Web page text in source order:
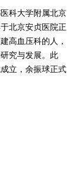
科大学附属北京
北京安贞医院正
高血压科的人，
究与发展。此
立，余振球正式